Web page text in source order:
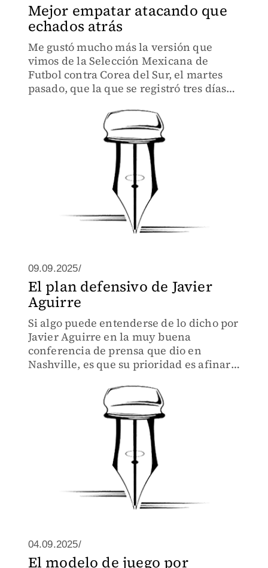
Mejor empatar atacando que
echados atrás
Me gustó mucho más la versión que
vimos de la Selección Mexicana de
Futbol contra Corea del Sur, el martes
pasado, que la que se registró tres días
09.09.2025/
El plan defensivo de Javier
Aguirre
Si algo puede entenderse de lo dicho por
Javier Aguirre en la muy buena
conferencia de prensa que dio en
Nashville, es que su prioridad es afinar y
de la Selección Mexicana de Futbol.
04.09.2025/
El modelo de juego por